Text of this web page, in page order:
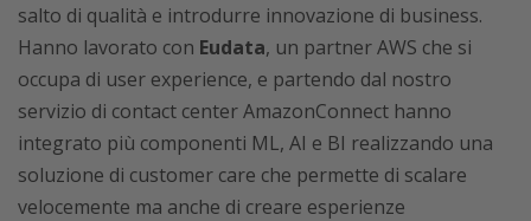
salto di qualità e introdurre innovazione di business.
Hanno lavorato con Eudata, un partner AWS che si
occupa di user experience, e partendo dal nostro
servizio di contact center AmazonConnect hanno
integrato più componenti ML, AI e BI realizzando una
soluzione di customer care che permette di scalare
velocemente ma anche di creare esperienze